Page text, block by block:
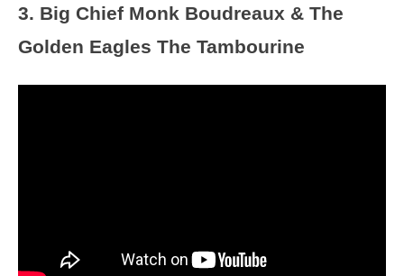
3. Big Chief Monk Boudreaux & The
Golden Eagles The Tambourine